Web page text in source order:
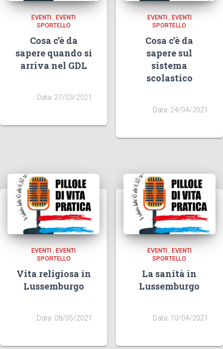
EVENTI ,EVENTI
SPORTELLO
Cosa c’è da
sapere quando si
arriva nel GDL
Data: 27/03/2021
EVENTI
EVENTI
SPORTELLO
Cosa c’è da
sapere sul
sistema
scolastico
Data: 24/04/2021
EVENTI , EVENTI
SPORTELLO
Vita religiosa in
Lussemburgo
Data: 08/05/2021
EVENTI , EVENTI
SPORTELLO
La sanità in
Lussemburgo
Data: 10/04/2021